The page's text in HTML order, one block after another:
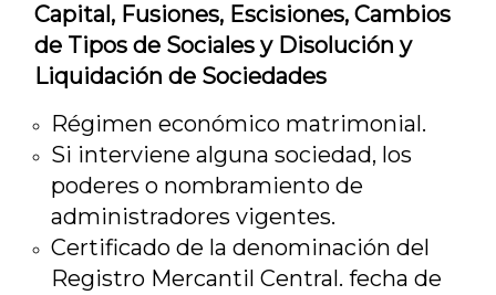
Capital, Fusiones, Escisiones, Cambios
de Tipos de Sociales y Disolución y
Liquidación de Sociedades
Régimen económico matrimonial.
Si interviene alguna sociedad, los
poderes o nombramiento de
administradores vigentes.
Certificado de la denominación del
Registro Mercantil Central. fecha de